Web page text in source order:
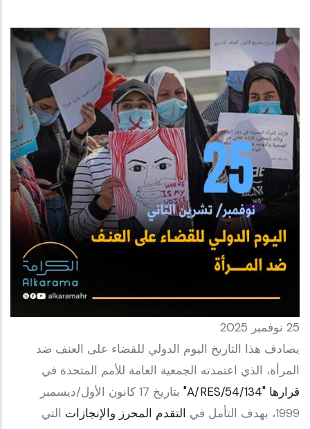
25 نوفمبر 2025
يصادف هذا التاريخ اليوم الدولي للقضاء على العنف ضد
المرأة، الذي اعتمدته الجمعية العامة للأمم المتحدة في
قرارها "A/RES/54/134"
بتاريخ 17 كانون الأول/ديسمبر
1999، بهدف التأمل في
التقدم المحرز والإنجازات التي